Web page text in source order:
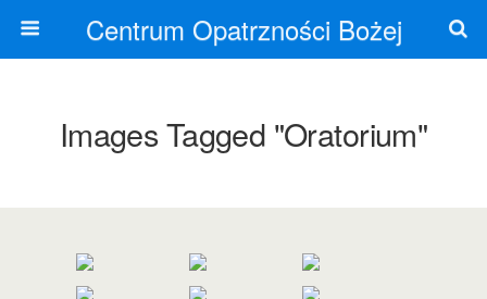
Centrum Opatrzności Bożej
Images Tagged "oratorium"